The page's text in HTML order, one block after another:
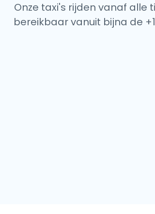
Onze taxi's rijden vanaf
bereikbaar vanuit bijna de